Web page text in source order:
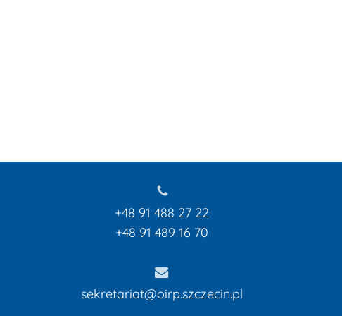
Brak produktów w koszyku.
+48 91 488 27 22
+48 91 489 16 70
sekretariat@oirp.szczecin.pl